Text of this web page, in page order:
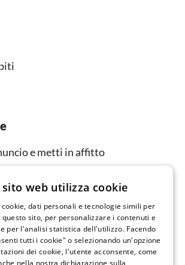
e metti in affitto
sito web utilizza cookie
dati personali e tecnologie simili per
sito, per personalizzare i contenuti e
per l'analisi statistica dell'utilizzo. Facendo
tutti i cookie" o selezionando un'opzione
dei cookie, l'utente acconsente, come
nella nostra dichiarazione sulla